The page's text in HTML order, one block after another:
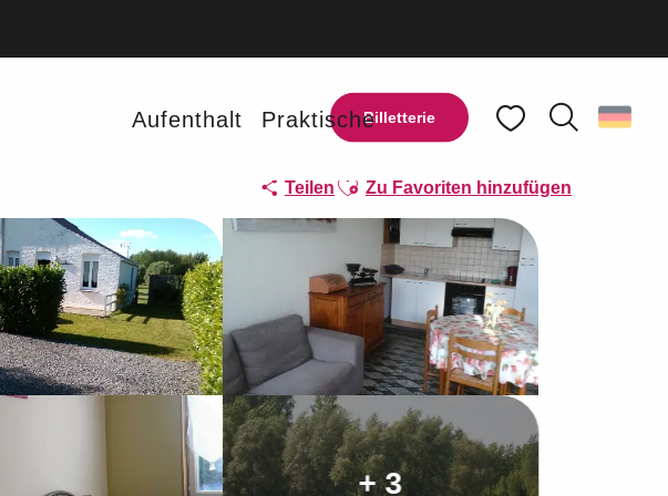
Billetterie
Aufenthalt Praktische
Teilen Ajouter aux favoris
Zu Favoriten hinzufügen
+ 3